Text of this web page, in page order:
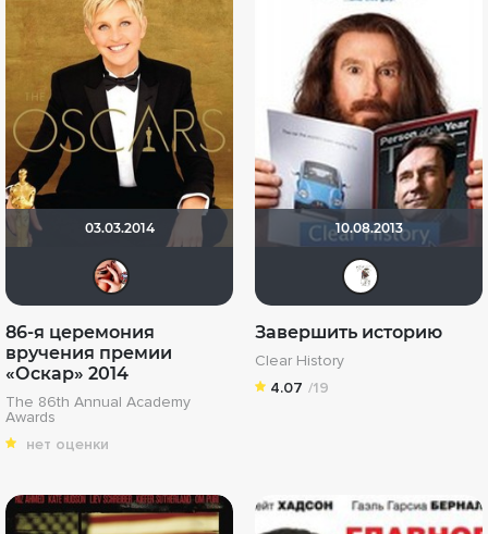
03.03.2014
86-я церемония
вручения премии
«Оскар» 2014
The 86th Annual Academy
Awards
нет оценки
10.08.2013
Завершить историю
Clear History
4.07 /19